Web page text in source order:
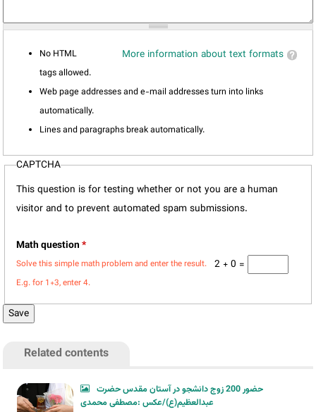
More information about text formats
No HTML
tags allowed.
Web page addresses and e-mail addresses turn into links
automatically.
Lines and paragraphs break automatically.
CAPTCHA
This question is for testing whether or not you are a human
visitor and to prevent automated spam submissions.
Math question*
2 + 0 =
Solve this simple math problem and enter the result.
E.g. for 1+3, enter 4.
Related contents
حضور 200 زوج دانشجو در آستان مقدس حضرت
عبدالعظیم(ع)/عکس :مصطفی محمدی